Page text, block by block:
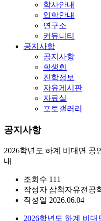
학사안내
입학안내
연구소
커뮤니티
공지사항
공지사항
학생회
진학정보
자유게시판
자료실
포토갤러리
공지사항
2026학년도 하계 비대면 공
내
조회수 111
작성자 삼척자유전공
작성일 2026.06.04
2026학년도 하계 비